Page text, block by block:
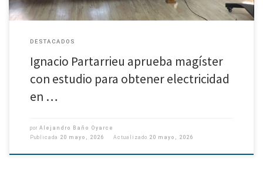
DESTACADOS
Ignacio Partarrieu aprueba magíster
con estudio para obtener electricidad
en …
por Alejandro Baño Oyarce
Publicada 20 mayo, 2026 Actualizado 20 mayo, 2026